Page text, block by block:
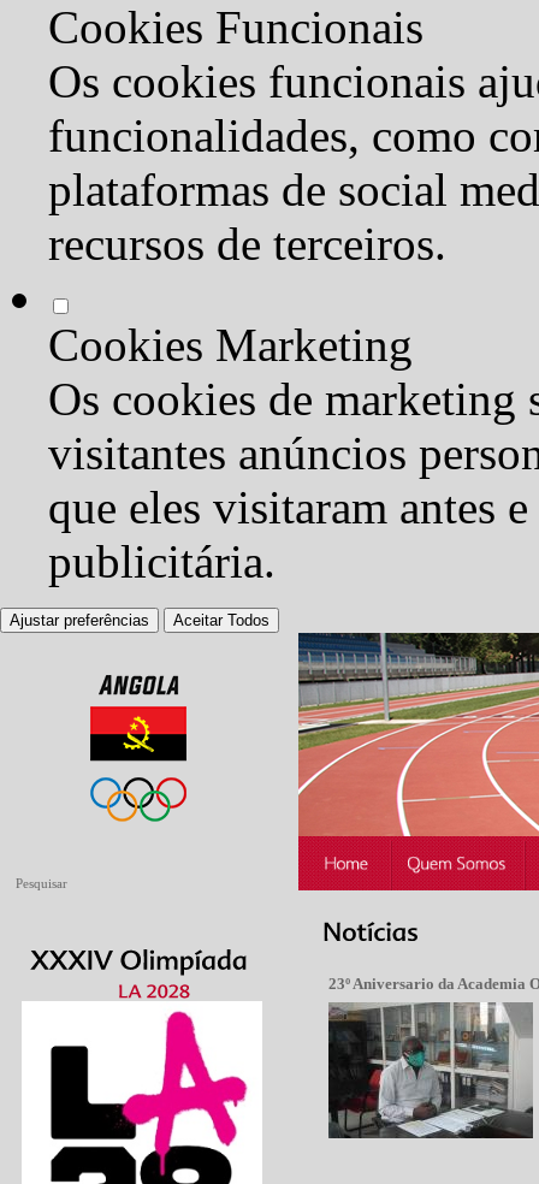
Cookies Funcionais
Os cookies funcionais
funcionalidades, como
plataformas de social
recursos de terceiros.
Cookies Marketing
Os cookies de marketing
visitantes anúncios
que eles visitaram antes
publicitária.
Ajustar preferências Aceitar Todos
23º Aniversario da Academia